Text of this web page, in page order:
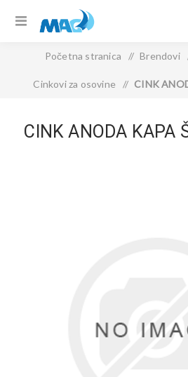
Početna stranica / Brendovi
Cinkovi za osovine / CINK
CINK ANODA KAPA